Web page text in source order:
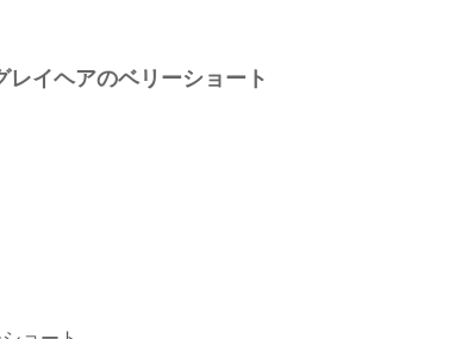
イヘアのベリーショート